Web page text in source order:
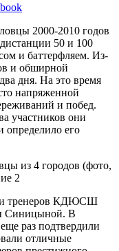
2000-2010 годов
50 и 100
и баттерфляем. Из-
и обширной
дня. На это время
напряженной
и побед.
участников они
определило его
тренеров КДЮСШ
Синицыной. В
раз подтвердили
отличные